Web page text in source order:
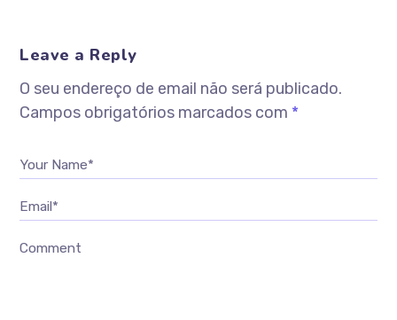
Leave a Reply
O seu endereço de email não será publicado.
Campos obrigatórios marcados com *
Your Name*
Email*
Comment